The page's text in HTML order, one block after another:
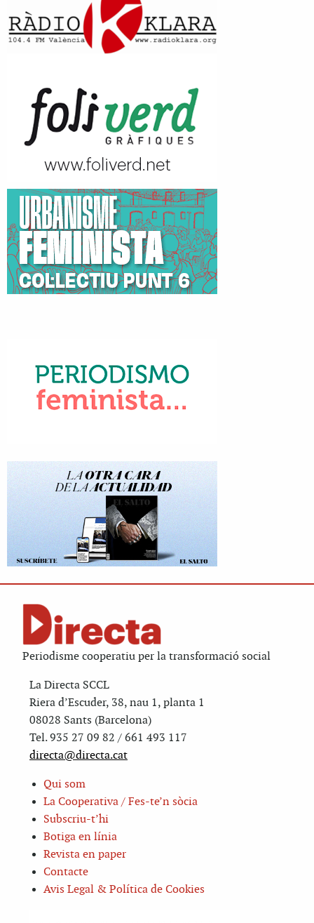
Periodisme cooperatiu per la transformació social
La Directa SCCL
Riera d’Escuder, 38, nau 1, planta 1
08028 Sants (Barcelona)
Tel. 935 27 09 82 / 661 493 117
directa@directa.cat
Qui som
La Cooperativa / Fes-te’n sòcia
Subscriu-t’hi
Botiga en línia
Revista en paper
Contacte
Avis Legal & Política de Cookies